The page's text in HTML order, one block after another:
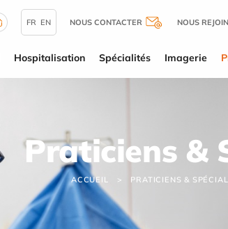
FR EN NOUS CONTACTER NOUS
Hospitalisation Spécialités Imagerie
Praticiens &
ACCUEIL PRATICIENS &